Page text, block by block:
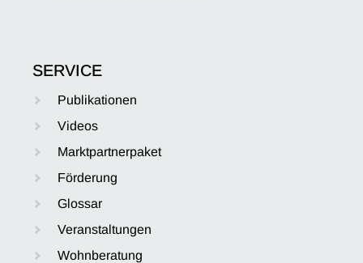
SERVICE
Publikationen
Videos
Marktpartnerpaket
Förderung
Glossar
Veranstaltungen
Wohnberatung